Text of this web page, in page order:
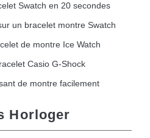
Swatch en 20 secondes
un bracelet montre Swatch
de montre Ice Watch
Casio G-Shock
de montre facilement
Horloger